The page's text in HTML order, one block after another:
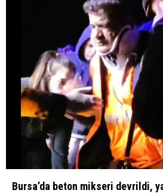
Bursa’da beton mikseri devrildi,